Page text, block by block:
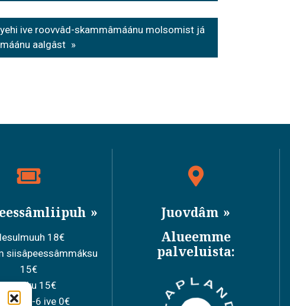
ive roovvâd-skammâmáánu molsomist já
aalgâst
18€
siisâpeessâmmáksu
15€
Juávkku 15€
0-6 ive 0€
Juovdâm
Alueemme
palveluista: